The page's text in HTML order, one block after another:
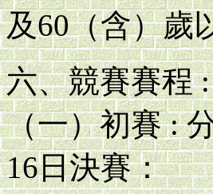
及60（含）歲
六、競賽賽程 :
（一）初賽 :
16日決賽：